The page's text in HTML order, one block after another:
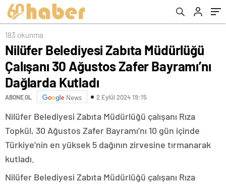
Kutladı
183 okunma
Nilüfer Belediyesi Zabıta Müdürlüğü
Çalışanı 30 Ağustos Zafer Bayramı’nı
Dağlarda Kutladı
ABONE OL News 2 Eylül 2024 19:15
Nilüfer Belediyesi Zabıta Müdürlüğü çalışanı Rıza
Topkül, 30 Ağustos Zafer Bayramı’nı 10 gün içinde
Türkiye’nin en yüksek 5 dağının zirvesine tırmanarak
kutladı.
Nilüfer Belediyesi Zabıta Müdürlüğü çalışanı Rıza